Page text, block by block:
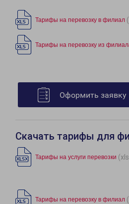
Тарифы на перевозку в филиал
Тарифы на перевозку из
Оформить заявку
Скачать тарифы для
Тарифы на услуги перевозки
Тарифы на перевозку в филиал